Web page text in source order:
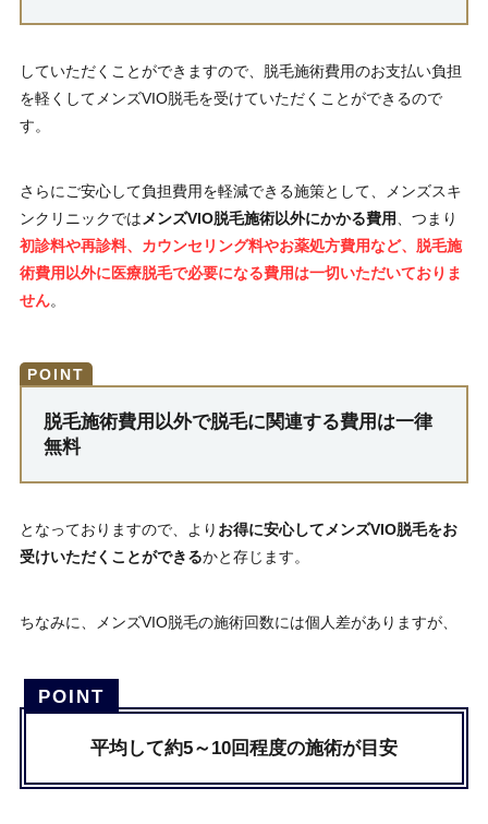
していただくことができますので、脱毛施術費用のお支払い負担
を軽くしてメンズVIO脱毛を受けていただくことができるので
す。
さらにご安心して負担費用を軽減できる施策として、メンズスキ
ンクリニックでは メンズVIO脱毛施術以外にかかる費用 、つまり
初診料や再診料、カウンセリング料やお薬処方費用など、脱毛施
術費用以外に医療脱毛で必要になる費用は一切いただいておりま
せん。
脱毛施術費用以外で脱毛に関連する費用は一律
無料
となっておりますので、より お得に安心してメンズVIO脱毛をお
受けいただくことができるかと存じます。
ちなみに、メンズVIO脱毛の施術回数には個人差がありますが、
平均して約5～10回程度の施術が目安